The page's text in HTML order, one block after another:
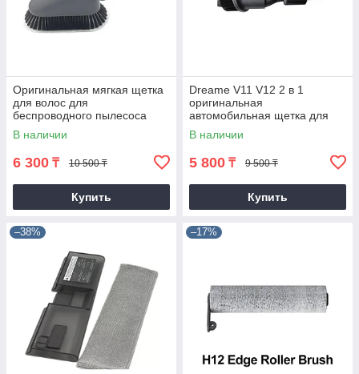
Оригинальная мягкая щетка
для волос для
беспроводного пылесоса
Dreame V9 V9B V11 V11SET
V12 T10 T20 T30
В наличии
6 300 ₸ 10 500 ₸
Купить
Dreame V11 V12 2 в 1
оригинальная
автомобильная щетка для
удаления пыли
В наличии
5 800 ₸ 9 500 ₸
Купить
–38% –17%